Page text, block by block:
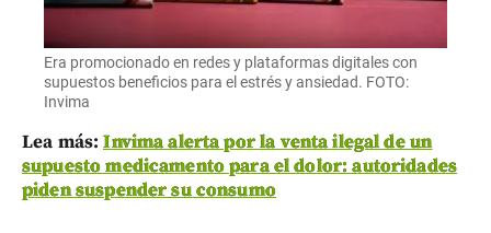
Era promocionado en redes y plataformas digitales con
supuestos beneficios para el estrés y ansiedad. FOTO:
Invima
Lea más:Invima alerta por la venta ilegal de un
supuesto medicamento para el dolor: autoridades
piden suspender su consumo